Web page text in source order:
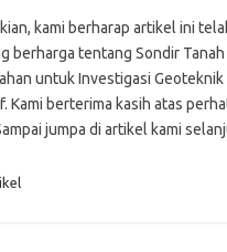
kami berharap artikel ini
berharga tentang Sondir
untuk Investigasi Geoteknik
Kami berterima kasih atas
jumpa di artikel kami